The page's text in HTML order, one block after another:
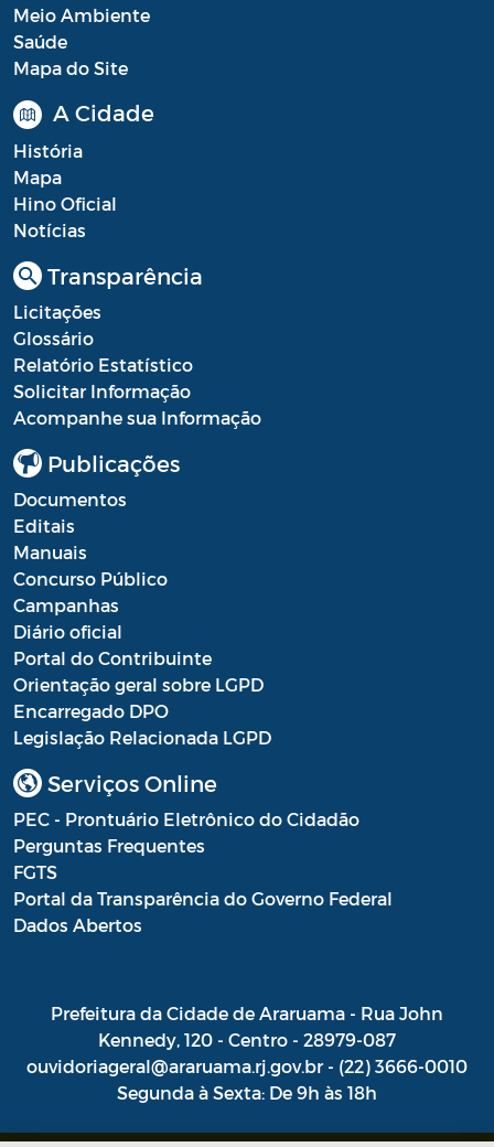
Instruções Normativas
Intimação
JARI - Junta Recursos de Infração de
Portal do Contribuinte
Portaria Gabinete
Portaria IBASMA
Portaria SEADM
Portaria SEDUC
PORTARIA SETUR
PORTARIA SEELA
Portarias Sobre o Coronavírus COVID-19
Meio Ambiente
Saúde
Mapa do Site
A Cidade
História
Mapa
Hino Oficial
Notícias
Transparência
Licitações
Glossário
Relatório Estatístico
Solicitar Informação
Acompanhe sua Informação
Publicações
Documentos
Editais
Manuais
Concurso Público
Campanhas
Diário oficial
Portal do Contribuinte
Orientação geral sobre LGPD
Encarregado DPO
Legislação Relacionada LGPD
Serviços Online
PEC - Prontuário Eletrônico do Cidadão
Perguntas Frequentes
FGTS
Portal da Transparência do Governo Federal
Dados Abertos
Prefeitura da Cidade de Araruama - Rua John
Kennedy, 120 - Centro - 28979-087
ouvidoriageral@araruama.rj.gov.br - (22) 3666-0010
Segunda à Sexta: De 9h às 18h